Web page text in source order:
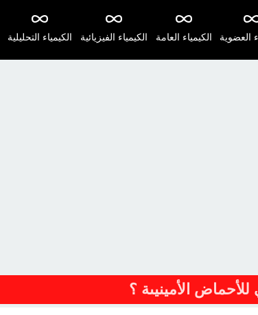
الكيمياء التحليلية الكيمياء الفيزيائية الكيمياء العامة العضوية
الأمينيىة ؟